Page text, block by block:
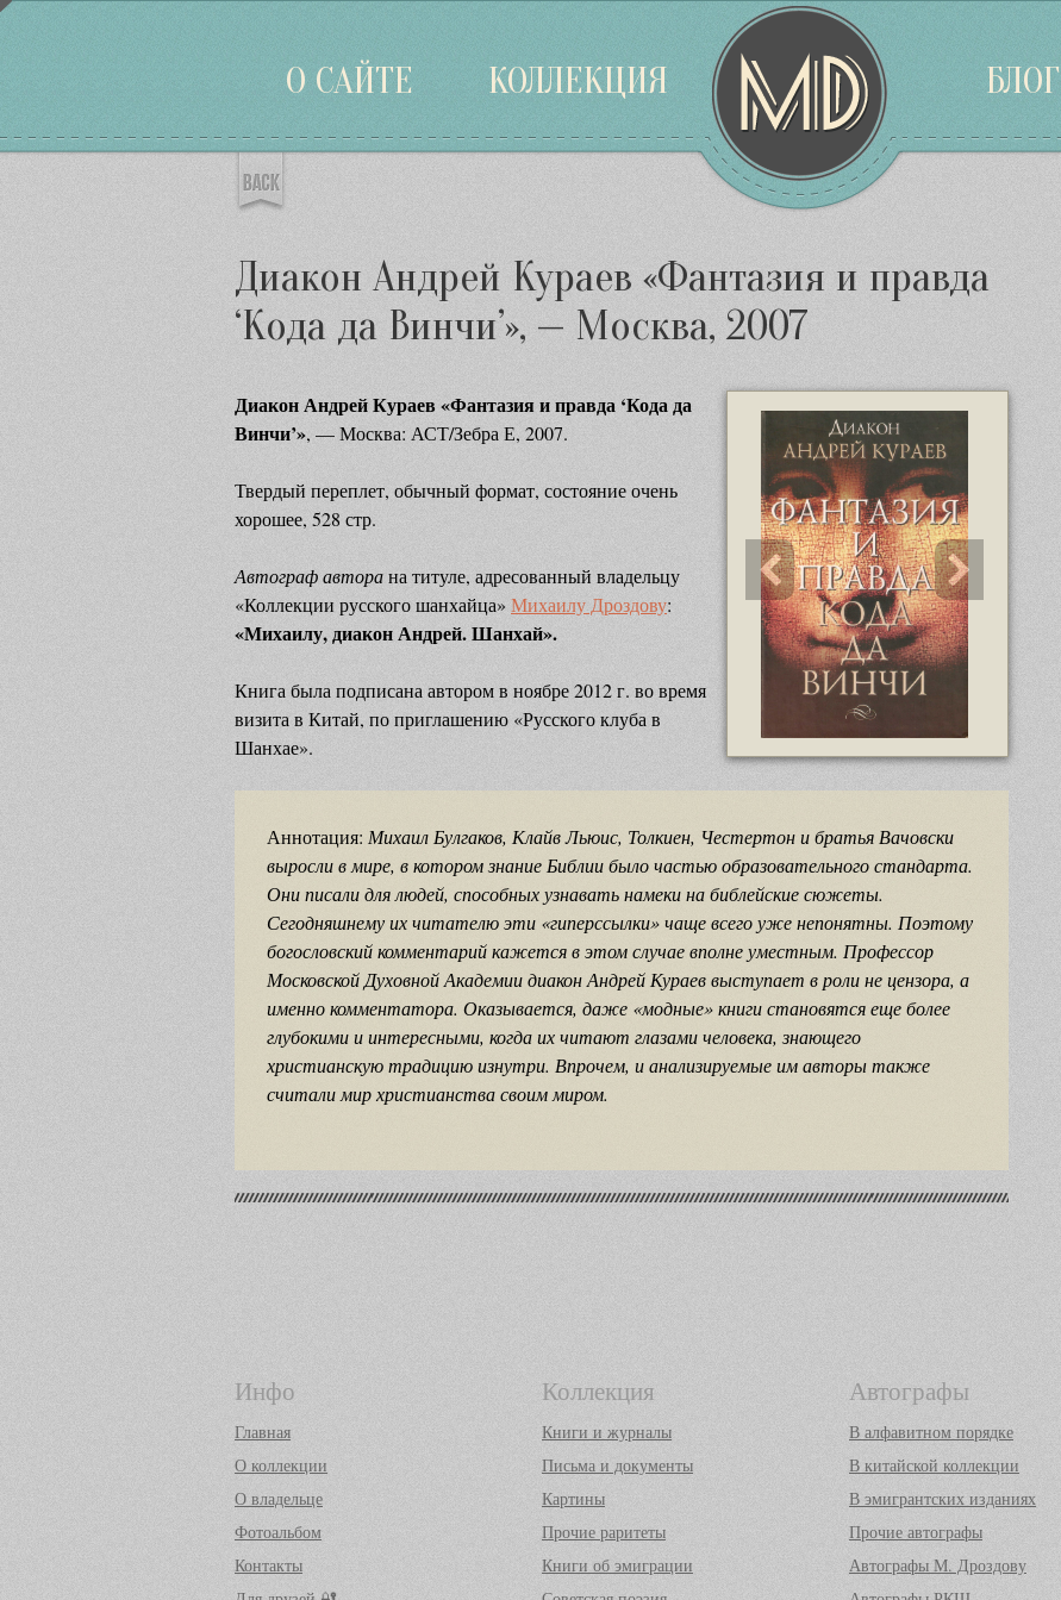
О САЙТЕ КОЛЛЕКЦИЯ БЛОГ
Диакон Андрей Кураев «Фантазия и правда
‘Кода да Винчи’», — Москва, 2007
информационный
заголовок
Диакон Андрей Кураев «Фантазия и правда ‘Кода да
Винчи’», — Москва: АСТ/Зебра Е, 2007.
Твердый переплет, обычный формат, состояние очень
хорошее, 528 стр.
Автограф авторана титуле, адресованный владельцу
«Коллекции русского шанхайца»Михаилу Дроздову:
«Михаилу, диакон Андрей. Шанхай».
Книга была подписана автором в ноябре 2012 г. во время
визита в Китай, по приглашению «Русского клуба в
Шанхае».
Аннотация: Михаил Булгаков, Клайв Льюис, Толкиен, Честертон и братья Вачовски
выросли в мире, в котором знание Библии было частью образовательного стандарта.
Они писали для людей, способных узнавать намеки на библейские сюжеты.
Сегодняшнему их читателю эти «гиперссылки» чаще всего уже непонятны. Поэтому
богословский комментарий кажется в этом случае вполне уместным. Профессор
Московской Духовной Академии диакон Андрей Кураев выступает в роли не цензора, а
именно комментатора. Оказывается, даже «модные» книги становятся еще более
глубокими и интересными, когда их читают глазами человека, знающего
христианскую традицию изнутри. Впрочем, и анализируемые им авторы также
считали мир христианства своим миром.
Инфо
Главная
О коллекции
О владельце
Фотоальбом
Контакты
Коллекция
Книги и журналы
Письма и документы
Картины
Прочие раритеты
Книги об эмиграции
Автографы
В алфавитном порядке
В китайской коллекции
В эмигрантских изданиях
Прочие автографы
Автографы М. Дроздову